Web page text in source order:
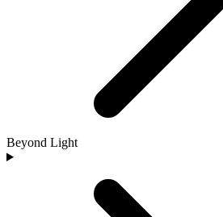
Beyond Light